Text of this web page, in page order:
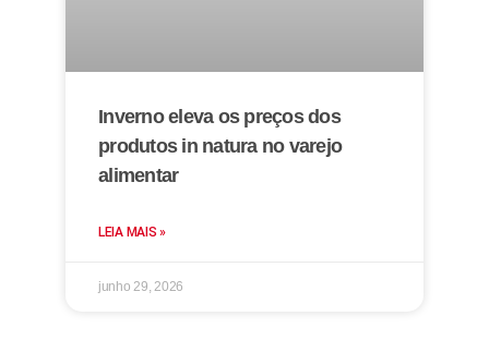
Inverno eleva os preços dos
produtos in natura no varejo
alimentar
LEIA MAIS »
junho 29, 2026